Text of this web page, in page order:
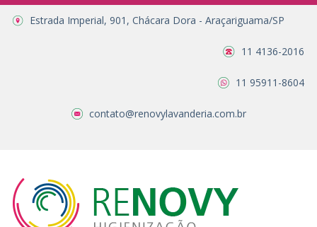
Estrada Imperial, 901, Chácara Dora - Araçariguama/SP
11 4136-2016
11 95911-8604
contato@renovylavanderia.com.br